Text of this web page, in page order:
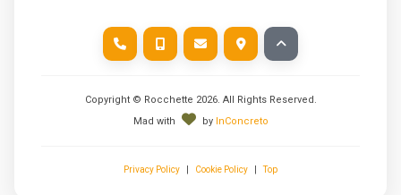
Copyright © Rocchette 2026. All Rights Reserved.
Mad with
by InConcreto
Privacy Policy Cookie Policy Top